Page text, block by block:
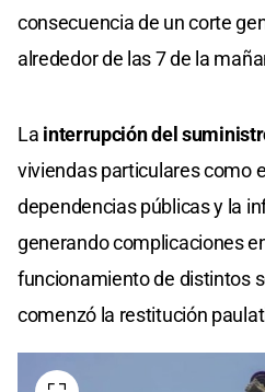
consecuencia de un corte
alrededor de las 7 de la
La interrupción del
viviendas particulares como
dependencias públicas y la
generando complicaciones
funcionamiento de distintos
comenzó la restitución